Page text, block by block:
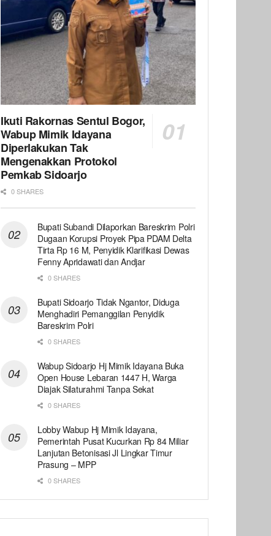
Ikuti Rakornas Sentul Bogor,
Wabup Mimik Idayana
Diperlakukan Tak
Mengenakkan Protokol
Pemkab Sidoarjo
0 SHARES
Bupati Subandi Dilaporkan Bareskrim Polri
Dugaan Korupsi Proyek Pipa PDAM Delta
Tirta Rp 16 M, Penyidik Klarifikasi Dewas
Fenny Apridawati dan Andjar
0 SHARES
Bupati Sidoarjo Tidak Ngantor, Diduga
Menghadiri Pemanggilan Penyidik
Bareskrim Polri
0 SHARES
Wabup Sidoarjo Hj Mimik Idayana Buka
Open House Lebaran 1447 H, Warga
Diajak Silaturahmi Tanpa Sekat
0 SHARES
Lobby Wabup Hj Mimik Idayana,
Pemerintah Pusat Kucurkan Rp 84 Miliar
Lanjutan Betonisasi Jl Lingkar Timur
Prasung – MPP
0 SHARES